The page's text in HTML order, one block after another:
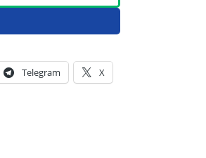
Telegram X